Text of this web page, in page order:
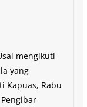
mengikuti
yang
Kapuas, Rabu